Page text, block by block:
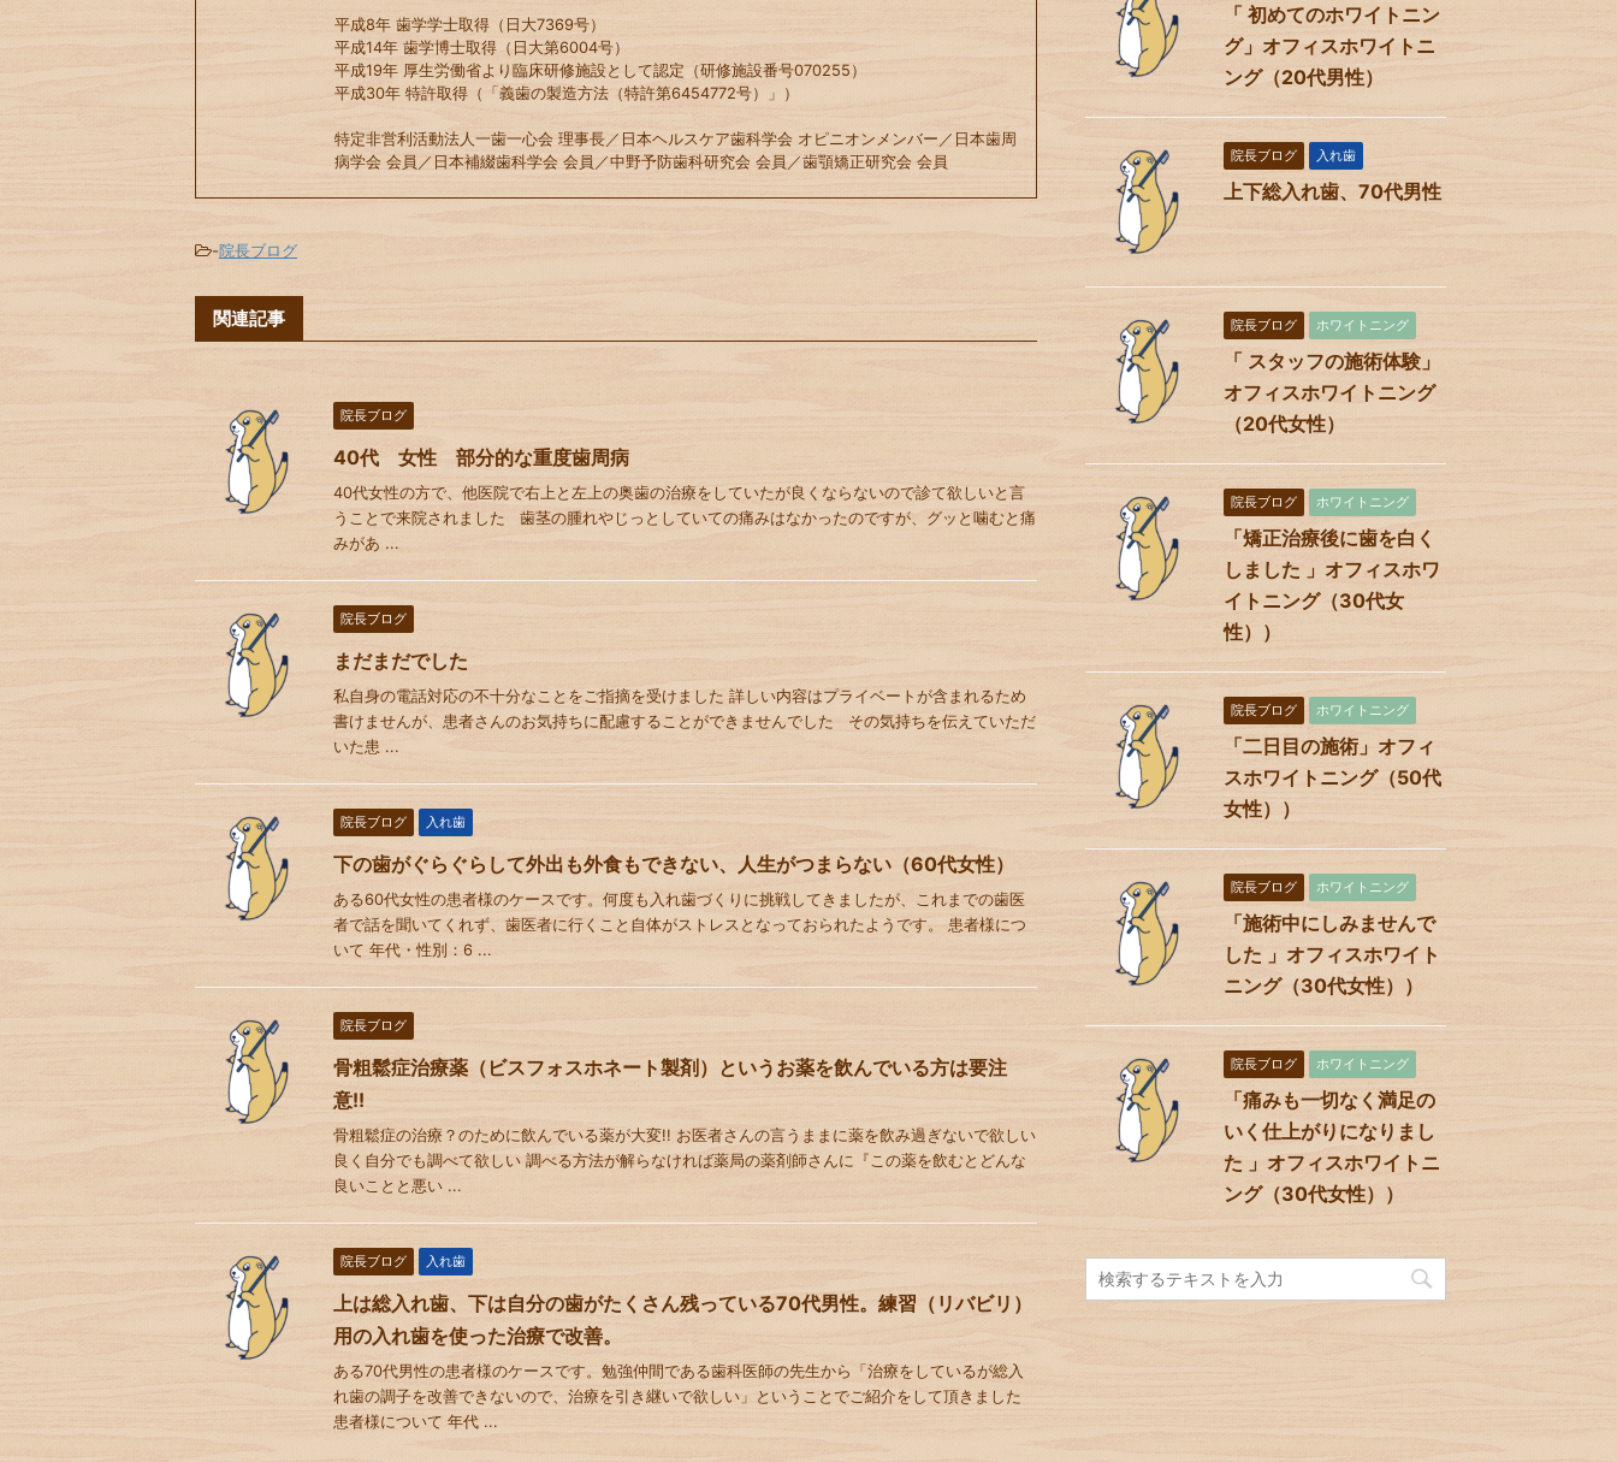
平成8年 歯学学士取得（日大7369号）
平成14年 歯学博士取得（日大第6004号）
平成19年 厚生労働省より臨床研修施設として認定（研修施設番号070255）
平成30年 特許取得（「義歯の製造方法（特許第6454772号）」）
特定非営利活動法人一歯一心会 理事長／日本ヘルスケア歯科学会 オピニオンメンバー／日本歯周
病学会 会員／日本補綴歯科学会 会員／中野予防歯科研究会 会員／歯顎矯正研究会 会員
-院長ブログ
関連記事
院長ブログ
40代 女性 部分的な重度歯周病
40代女性の方で、他医院で右上と左上の奥歯の治療をしていたが良くならないので診て欲しいと言
うことで来院されました 歯茎の腫れやじっとしていての痛みはなかったのですが、グッと噛むと痛
みがあ ...
院長ブログ
まだまだでした
私自身の電話対応の不十分なことをご指摘を受けました 詳しい内容はプライベートが含まれるため
書けませんが、患者さんのお気持ちに配慮することができませんでした その気持ちを伝えていただ
いた患 ...
院長ブログ 入れ歯
下の歯がぐらぐらして外出も外食もできない、人生がつまらない（60代女性）
ある60代女性の患者様のケースです。何度も入れ歯づくりに挑戦してきましたが、これまでの歯医
者で話を聞いてくれず、歯医者に行くこと自体がストレスとなっておられたようです。 患者様につ
いて 年代・性別：6 ...
院長ブログ
骨粗鬆症治療薬（ビスフォスホネート製剤）というお薬を飲んでいる方は要注
意!!
骨粗鬆症の治療？のために飲んでいる薬が大変!! お医者さんの言うままに薬を飲み過ぎないで欲しい
良く自分でも調べて欲しい 調べる方法が解らなければ薬局の薬剤師さんに『この薬を飲むとどんな
良いことと悪い ...
院長ブログ 入れ歯
上は総入れ歯、下は自分の歯がたくさん残っている70代男性。練習（リバビリ）
用の入れ歯を使った治療で改善。
ある70代男性の患者様のケースです。勉強仲間である歯科医師の先生から「治療をしているが総入
れ歯の調子を改善できないので、治療を引き継いで欲しい」ということでご紹介をして頂きました
患者様について 年代 ...
「 初めてのホワイトニン
グ」オフィスホワイトニ
ング（20代男性）
院長ブログ 入れ歯
上下総入れ歯、70代男性
院長ブログ ホワイトニング
「 スタッフの施術体験」
オフィスホワイトニング
（20代女性）
院長ブログ ホワイトニング
「矯正治療後に歯を白く
しました 」オフィスホワ
イトニング（30代女
性））
院長ブログ ホワイトニング
「二日目の施術」オフィ
スホワイトニング（50代
女性））
院長ブログ ホワイトニング
「施術中にしみませんで
した 」オフィスホワイト
ニング（30代女性））
院長ブログ ホワイトニング
「痛みも一切なく満足の
いく仕上がりになりまし
た 」オフィスホワイトニ
ング（30代女性））